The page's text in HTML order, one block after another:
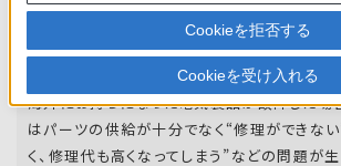
世界47の国や地域で共通の保証サ
ています。
海外にお持ちになった電気製品が故障した場
はパーツの供給が十分でなく“修理ができな
く、修理代も高くなってしまう”などの問題が生
Cookieを拒否する
Cookieを受け入れる